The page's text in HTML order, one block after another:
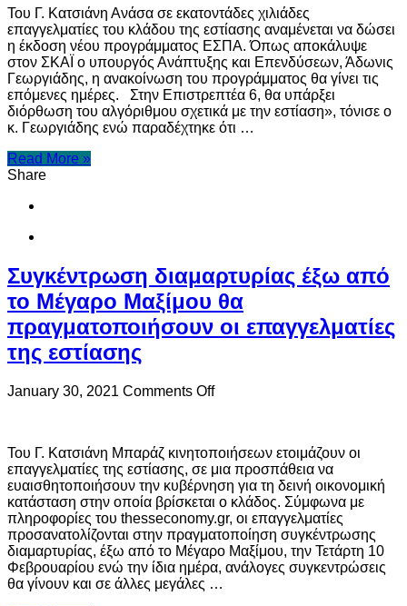
ΕΣΠΑ
για
τους
επαγγελματίες
της
εστίασης
Του Γ. Κατσιάνη Ανάσα σε εκατοντάδες χιλιάδες
επαγγελματίες του κλάδου της εστίασης αναμένεται να δώσει
η έκδοση νέου προγράμματος ΕΣΠΑ. Όπως αποκάλυψε
στον ΣΚΑΪ ο υπουργός Ανάπτυξης και Επενδύσεων, Άδωνις
Γεωργιάδης, η ανακοίνωση του προγράμματος θα γίνει τις
επόμενες ημέρες. Στην Επιστρεπτέα 6, θα υπάρξει
διόρθωση του αλγόριθμου σχετικά με την εστίαση», τόνισε ο
κ. Γεωργιάδης ενώ παραδέχτηκε ότι …
Read More »
Share
Συγκέντρωση διαμαρτυρίας έξω από
το Μέγαρο Μαξίμου θα
πραγματοποιήσουν οι επαγγελματίες
της εστίασης
January 30, 2021 Comments Offon
από
το
Μέγαρο
Μαξίμου
θα
πραγματοποιήσουν
οι
επαγγελματίες
της
Του Γ. Κατσιάνη Μπαράζ κινητοποιήσεων ετοιμάζουν οι
επαγγελματίες της εστίασης, σε μια προσπάθεια να
ευαισθητοποιήσουν την κυβέρνηση για τη δεινή οικονομική
κατάσταση στην οποία βρίσκεται ο κλάδος. Σύμφωνα με
πληροφορίες του thesseconomy.gr, οι επαγγελματίες
προσανατολίζονται στην πραγματοποίηση συγκέντρωσης
διαμαρτυρίας, έξω από το Μέγαρο Μαξίμου, την Τετάρτη 10
Φεβρουαρίου ενώ την ίδια ημέρα, ανάλογες συγκεντρώσεις
θα γίνουν και σε άλλες μεγάλες …